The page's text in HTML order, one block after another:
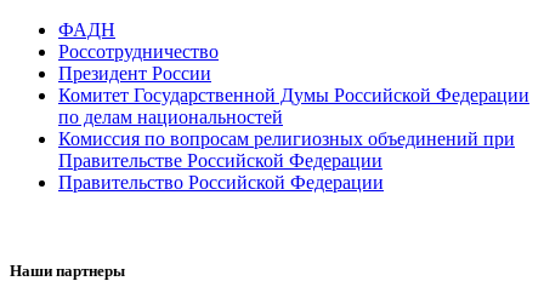
ФАДН
Россотрудничество
Президент России
Комитет Государственной Думы Российской Федерации
по делам национальностей
Комиссия по вопросам религиозных объединений при
Правительстве Российской Федерации
Правительство Российской Федерации
Наши партнеры